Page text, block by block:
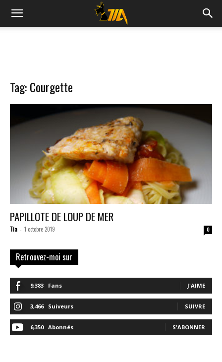
Cook
Tag: Courgette
PAPILLOTE DE LOUP DE MER
Tia - 1 octobre 2019 0
Retrouvez-moi sur
9,383 Fans J'AIME
3,466 Suiveurs SUIVRE
6,350 Abonnés S'ABONNER